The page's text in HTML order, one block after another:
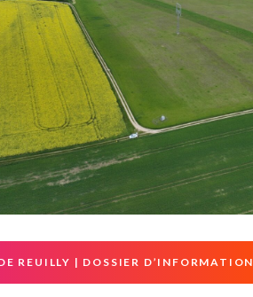
REUILLY | DOSSIER D’INFORMATION